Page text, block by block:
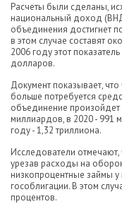
Расчеты были сделаны,
национальный доход
объединения достигнет
в этом случае составят
2006 году этот
долларов.
Документ показывает,
больше потребуется
объединение произойдет
миллиардов, в 2020 - 991
году - 1,32 триллиона.
Исследователи
урезав расходы на
низкопроцентные займы
гособлигации. В этом
процентов.